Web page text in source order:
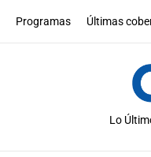
Programas Últimas
Lo